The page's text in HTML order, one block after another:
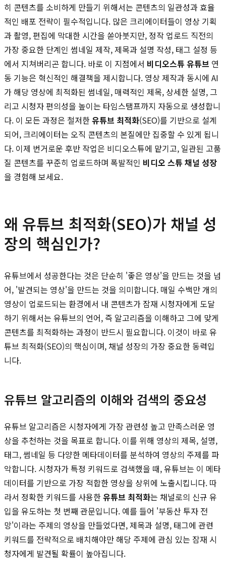
히 콘텐츠를 소비하게 만들기 위해서는 콘텐츠의 일관성과 효율
적인 배포 전략이 필수적입니다. 많은 크리에이터들이 영상 기획
과 촬영, 편집에 막대한 시간을 쏟아붓지만, 정작 업로드 직전의
가장 중요한 단계인 썸네일 제작, 제목과 설명 작성, 태그 설정 등
에서 지쳐버리곤 합니다. 바로 이 지점에서 비디오스튜 유튜브 연
동 기능은 혁신적인 해결책을 제시합니다. 영상 제작과 동시에 AI
가 해당 영상에 최적화된 썸네일, 매력적인 제목, 상세한 설명, 그
리고 시청자 편의성을 높이는 타임스탬프까지 자동으로 생성합니
다. 이 모든 과정은 철저한유튜브 최적화(SEO)를 기반으로 설계
되어, 크리에이터는 오직 콘텐츠의 본질에만 집중할 수 있게 됩니
다. 이제 번거로운 후반 작업은 비디오스튜에 맡기고, 일관된 고품
질 콘텐츠를 꾸준히 업로드하며 폭발적인 비디오 스튜 채널 성장
을 경험해 보세요.
왜 유튜브 최적화(SEO)가 채널 성
장의 핵심인가?
유튜브에서 성공한다는 것은 단순히 '좋은 영상'을 만드는 것을 넘
어, '발견되는 영상'을 만드는 것을 의미합니다. 매일 수백만 개의
영상이 업로드되는 환경에서 내 콘텐츠가 잠재 시청자에게 도달
하기 위해서는 유튜브의 언어, 즉 알고리즘을 이해하고 그에 맞게
콘텐츠를 최적화하는 과정이 반드시 필요합니다. 이것이 바로 유
튜브 최적화(SEO)의 핵심이며, 채널 성장의 가장 중요한 동력입
니다.
유튜브 알고리즘의 이해와 검색의 중요성
유튜브 알고리즘은 시청자에게 가장 관련성 높고 만족스러운 영
상을 추천하는 것을 목표로 합니다. 이를 위해 영상의 제목, 설명,
태그, 썸네일 등 다양한 메타데이터를 분석하여 영상의 주제를 파
악합니다. 시청자가 특정 키워드로 검색했을 때, 유튜브는 이 메타
데이터를 기반으로 가장 적합한 영상을 상위에 노출시킵니다. 따
라서 정확한 키워드를 사용한유튜브 최적화는 채널로의 신규 유
입을 유도하는 첫 번째 관문입니다. 예를 들어 '부동산 투자 전
망'이라는 주제의 영상을 만들었다면, 제목과 설명, 태그에 관련
키워드를 전략적으로 배치해야만 해당 주제에 관심 있는 잠재 시
청자에게 발견될 확률이 높아집니다.